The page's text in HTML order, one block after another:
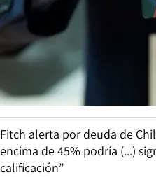
Fitch alerta por deuda de
encima de 45% podría (...)
calificación”